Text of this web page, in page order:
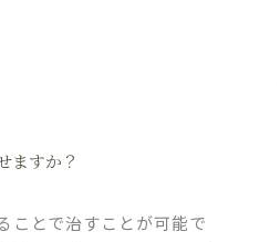
ますか？
ことで治すことが可能で